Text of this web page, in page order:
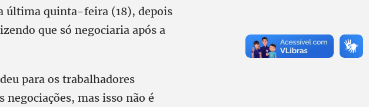
última quinta-feira (18), depois
que só negociaria após a
para os trabalhadores
mas isso não é